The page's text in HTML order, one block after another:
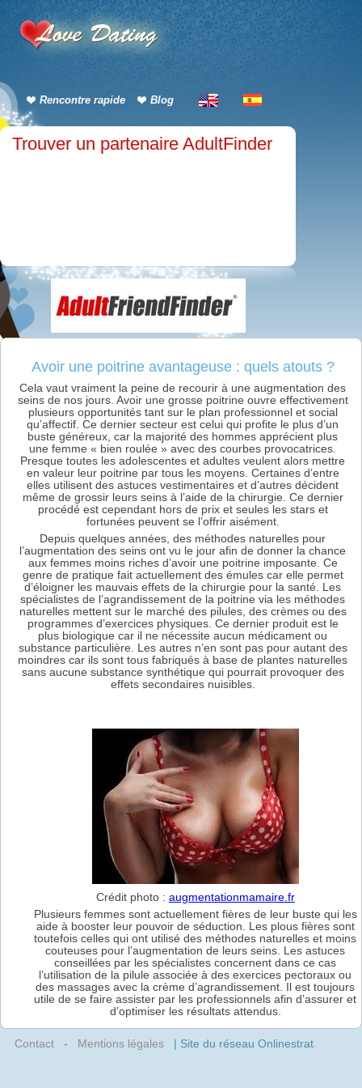
Rencontre rapide Blog
Trouver un partenaire AdultFinder
Avoir une poitrine avantageuse : quels atouts ?
Cela vaut vraiment la peine de recourir à une augmentation des
seins de nos jours. Avoir une grosse poitrine ouvre effectivement
plusieurs opportunités tant sur le plan professionnel et social
qu’affectif. Ce dernier secteur est celui qui profite le plus d’un
buste généreux, car la majorité des hommes apprécient plus
une femme « bien roulée » avec des courbes provocatrices.
Presque toutes les adolescentes et adultes veulent alors mettre
en valeur leur poitrine par tous les moyens. Certaines d’entre
elles utilisent des astuces vestimentaires et d’autres décident
même de grossir leurs seins à l’aide de la chirurgie. Ce dernier
procédé est cependant hors de prix et seules les stars et
fortunées peuvent se l’offrir aisément.
Depuis quelques années, des méthodes naturelles pour
l’augmentation des seins ont vu le jour afin de donner la chance
aux femmes moins riches d’avoir une poitrine imposante. Ce
genre de pratique fait actuellement des émules car elle permet
d’éloigner les mauvais effets de la chirurgie pour la santé. Les
spécialistes de l’agrandissement de la poitrine via les méthodes
naturelles mettent sur le marché des pilules, des crèmes ou des
programmes d’exercices physiques. Ce dernier produit est le
plus biologique car il ne nécessite aucun médicament ou
substance particulière. Les autres n’en sont pas pour autant des
moindres car ils sont tous fabriqués à base de plantes naturelles
sans aucune substance synthétique qui pourrait provoquer des
effets secondaires nuisibles.
Crédit photo : augmentationmamaire.fr
Plusieurs femmes sont actuellement fières de leur buste qui les
aide à booster leur pouvoir de séduction. Les plous fières sont
toutefois celles qui ont utilisé des méthodes naturelles et moins
couteuses pour l’augmentation de leurs seins. Les astuces
conseillées par les spécialistes concernent dans ce cas
l’utilisation de la pilule associée à des exercices pectoraux ou
des massages avec la crème d’agrandissement. Il est toujours
utile de se faire assister par les professionnels afin d’assurer et
d’optimiser les résultats attendus.
Contact - Mentions légales | Site du réseau Onlinestrat